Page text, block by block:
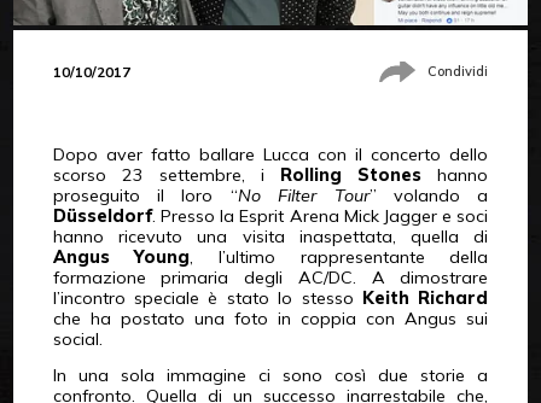
10/10/2017 Condividi
Dopo aver fatto ballare Lucca con il concerto dello
scorso 23 settembre, i Rolling Stones hanno
proseguito il loro “No Filter Tour” volando a
Düsseldorf. Presso la Esprit Arena Mick Jagger e soci
hanno ricevuto una visita inaspettata, quella di
Angus Young, l’ultimo rappresentante della
formazione primaria degli AC/DC. A dimostrare
l’incontro speciale è stato lo stesso Keith Richard
che ha postato una foto in coppia con Angus sui
social.
In una sola immagine ci sono così due storie a
confronto. Quella di un successo inarrestabile che,